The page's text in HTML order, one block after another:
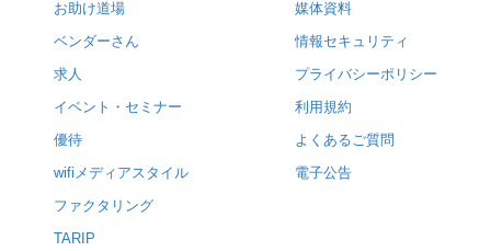
お助け道場
ベンダーさん
求人
イベント・セミナー
優待
wifiメディアスタイル
ファクタリング
TARIP
媒体資料
情報セキュリティ
プライバシーポリシー
利用規約
よくあるご質問
電子公告